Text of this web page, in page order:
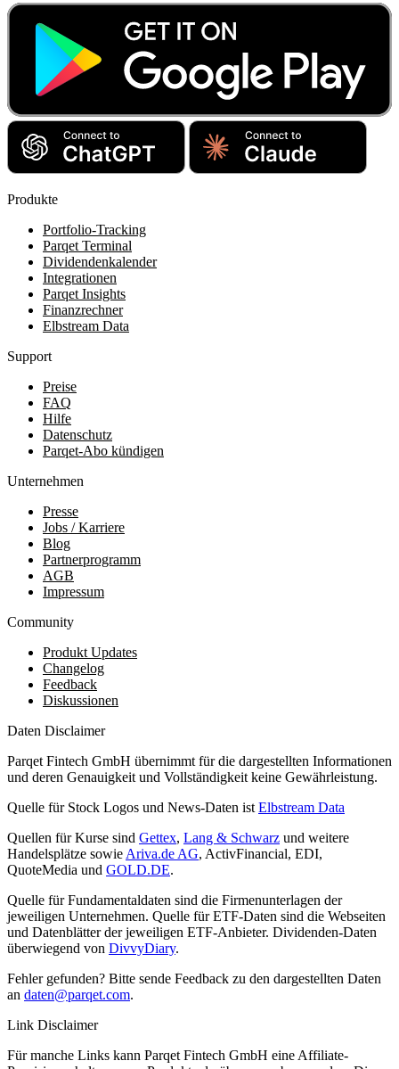
Produkte
Portfolio-Tracking
Parqet Terminal
Dividendenkalender
Integrationen
Parqet Insights
Finanzrechner
Elbstream Data
Support
Preise
FAQ
Hilfe
Datenschutz
Parqet-Abo kündigen
Unternehmen
Presse
Jobs / Karriere
Blog
Partnerprogramm
AGB
Impressum
Community
Produkt Updates
Changelog
Feedback
Diskussionen
Daten Disclaimer
Parqet Fintech GmbH übernimmt für die dargestellten Informationen
und deren Genauigkeit und Vollständigkeit keine Gewährleistung.
Quelle für Stock Logos und News-Daten ist Elbstream Data
Quellen für Kurse sind Gettex, Lang & Schwarz und weitere
Handelsplätze sowie Ariva.de AG, ActivFinancial, EDI,
QuoteMedia und GOLD.DE.
Quelle für Fundamentaldaten sind die Firmenunterlagen der
jeweiligen Unternehmen. Quelle für ETF-Daten sind die Webseiten
und Datenblätter der jeweiligen ETF-Anbieter. Dividenden-Daten
überwiegend von DivvyDiary.
Fehler gefunden? Bitte sende Feedback zu den dargestellten Daten
an daten@parqet.com.
Link Disclaimer
Für manche Links kann Parqet Fintech GmbH eine Affiliate-